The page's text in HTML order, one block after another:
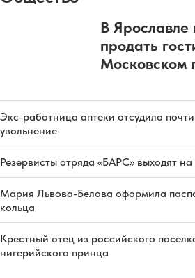
В Ярославле
продать
Московском
Экс-работница аптеки отсудила
увольнение
Резервисты отряда «БАРС» выходят
Мария Львова-Белова оформила
кольца
Крестный отец из российского
нигерийского принца